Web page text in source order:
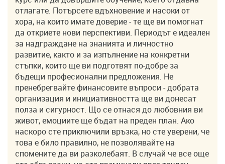
отлагате. Потърсете вдъхновение и насоки от
хора, на които имате доверие - те ще ви помогнат
да откриете нови перспективи. Периодът е идеален
за надграждане на знанията и личностно
развитие, както и за изпълнение на конкретни
стъпки, които ще ви подготвят по-добре за
бъдещи професионални предложения. Не
пренебрегвайте финансовите въпроси - добрата
организация и инициативността ще ви донесат
полза и сигурност. Що се отнася до любовния ви
живот, емоциите ще бъдат на преден план. Ако
наскоро сте приключили връзка, но сте уверени, че
това е било правилно, не позволявайте на
спомените да ви разколебаят. В случай че все още